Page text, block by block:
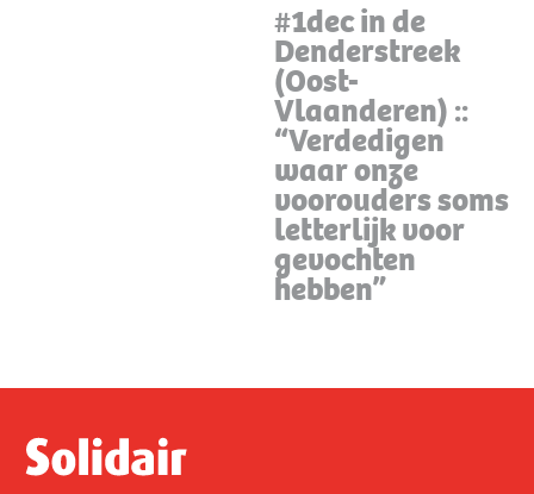
#1dec in de
Denderstreek
(Oost-
Vlaanderen) ::
“Verdedigen
waar onze
voorouders soms
letterlijk voor
gevochten
hebben”